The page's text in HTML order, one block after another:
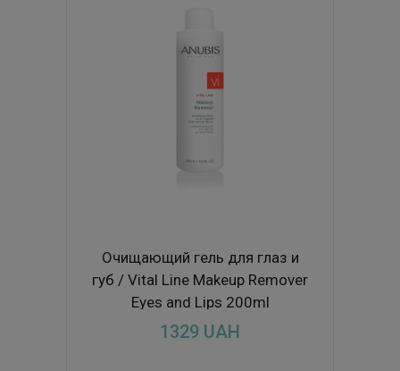
Очищающий гель для глаз и
губ / Vital Line Makeup Remover
Eyes and Lips 200ml
1329 UAH